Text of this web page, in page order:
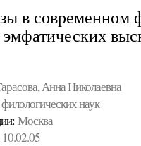
в современном
Анна Николаевна
наук
Москва
10.02.05